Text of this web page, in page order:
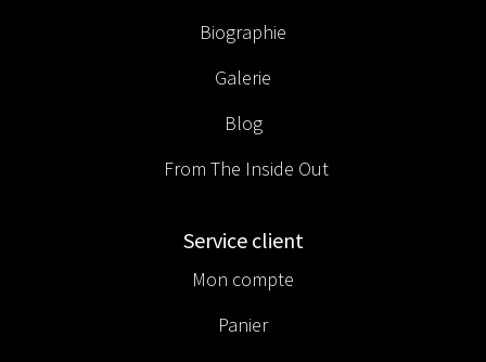
Biographie
Galerie
Blog
From The Inside Out
Service client
Mon compte
Panier